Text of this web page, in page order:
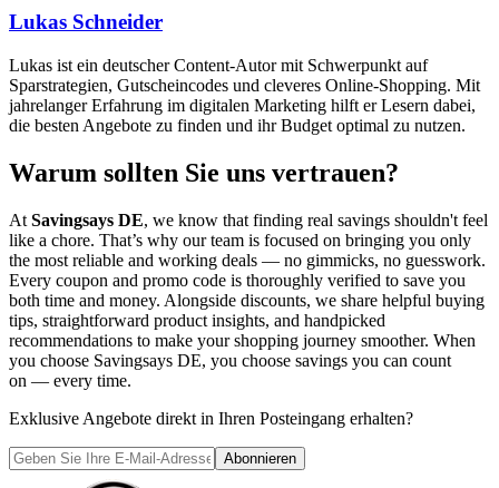
Lukas Schneider
Lukas ist ein deutscher Content-Autor mit Schwerpunkt auf
Sparstrategien, Gutscheincodes und cleveres Online-Shopping. Mit
jahrelanger Erfahrung im digitalen Marketing hilft er Lesern dabei,
die besten Angebote zu finden und ihr Budget optimal zu nutzen.
Warum sollten Sie uns vertrauen?
At Savingsays DE, we know that finding real savings shouldn't feel
like a chore. That’s why our team is focused on bringing you only
the most reliable and working deals — no gimmicks, no guesswork.
Every coupon and promo code is thoroughly verified to save you
both time and money. Alongside discounts, we share helpful buying
tips, straightforward product insights, and handpicked
recommendations to make your shopping journey smoother. When
you choose Savingsays DE, you choose savings you can count
on — every time.
Exklusive Angebote direkt in Ihren Posteingang erhalten?
Abonnieren